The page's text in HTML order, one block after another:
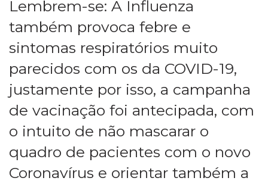
Lembrem-se: A Influenza
também provoca febre e
sintomas respiratórios muito
parecidos com os da COVID-19,
justamente por isso, a campanha
de vacinação foi antecipada, com
o intuito de não mascarar o
quadro de pacientes com o novo
Coronavírus e orientar também a